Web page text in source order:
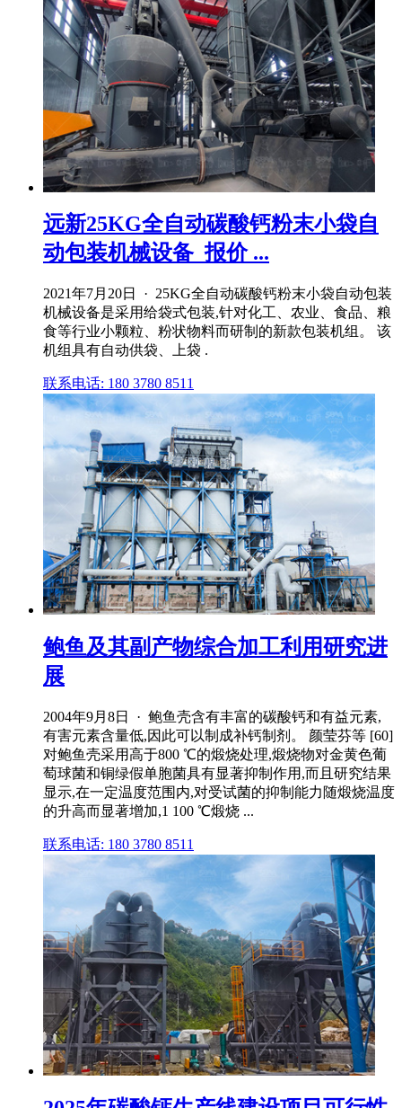
远新25KG全自动碳酸钙粉末小袋自
动包装机械设备_报价 ...
2021年7月20日 · 25KG全自动碳酸钙粉末小袋自动包装
机械设备是采用给袋式包装,针对化工、农业、食品、粮
食等行业小颗粒、粉状物料而研制的新款包装机组。 该
机组具有自动供袋、上袋 .
联系电话: 180 3780 8511
鲍鱼及其副产物综合加工利用研究进
展
2004年9月8日 · 鲍鱼壳含有丰富的碳酸钙和有益元素,
有害元素含量低,因此可以制成补钙制剂。 颜莹芬等 [60]
对鲍鱼壳采用高于800 ℃的煅烧处理,煅烧物对金黄色葡
萄球菌和铜绿假单胞菌具有显著抑制作用,而且研究结果
显示,在一定温度范围内,对受试菌的抑制能力随煅烧温度
的升高而显著增加,1 100 ℃煅烧 ...
联系电话: 180 3780 8511